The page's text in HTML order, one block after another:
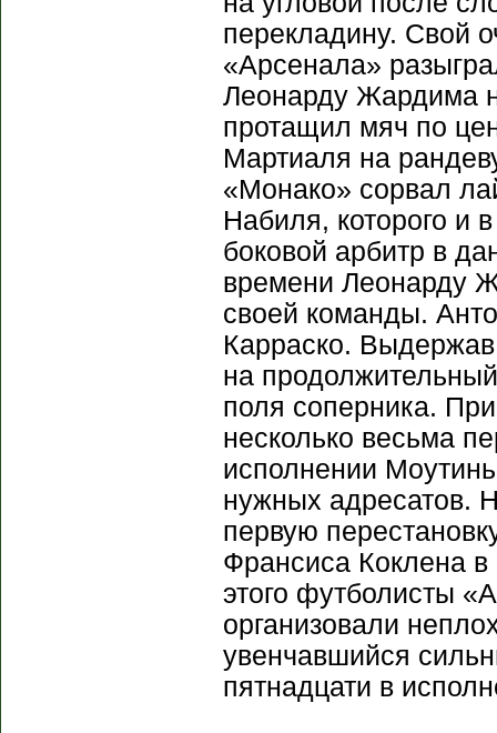
перекладину. Свой
«Арсенала»
Леонарду Жардима
протащил мяч по
Мартиаля на
«Монако» сорвал
Набиля, которого и
боковой арбитр в
времени Леонарду
своей команды.
Карраско. Выдержав
на
поля соперника.
несколько весьма
исполнении
нужных адресатов.
первую
Франсиса Коклена в
этого футболисты
организовали
увенчавшийся
пятнадцати в